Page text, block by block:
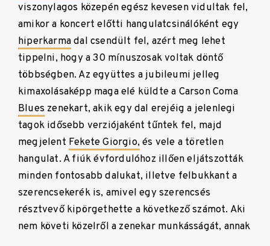
viszonylagos közepén egész kevesen vidultak fel,
amikor a koncert előtti hangulatcsinálóként egy
hiperkarmadal csendült fel, azért meg lehet
tippelni, hogy a 30 mínuszosak voltak döntő
többségben. Az együttes a jubileumi jelleg
kimaxolásaképp maga elé küldte a Carson Coma
Blues zenekart, akik egy dal erejéig a jelenlegi
tagok idősebb verziójaként tűntek fel, majd
megjelent Fekete Giorgio,és vele a töretlen
hangulat. A fiúk évfordulóhoz illően eljátszották
minden fontosabb dalukat, illetve felbukkant a
szerencsekerék is, amivel egy szerencsés
résztvevő kipörgethette a következő számot. Aki
nem követi közelről a zenekar munkásságát, annak